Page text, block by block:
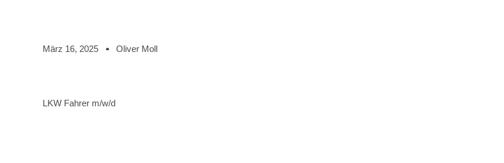
März 16, 2025 Oliver Moll
LKW Fahrer m/w/d